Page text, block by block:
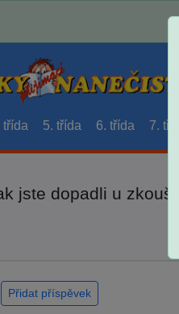
třída 5. třída 6. třída 7.
jste dopadli u
Přidat příspěvek